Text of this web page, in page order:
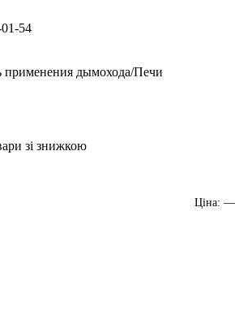
54
применения дымохода/Печи
зі знижкою
Ціна: —